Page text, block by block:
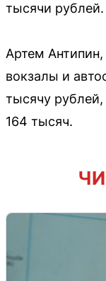
тысячи рублей.
Артем
вокзалы и
тысячу
164 тысяч.